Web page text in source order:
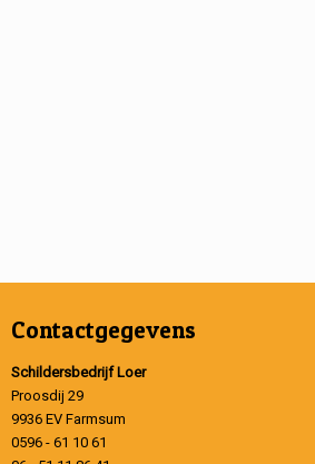
Contactgegevens
Schildersbedrijf Loer
Proosdij 29
9936 EV Farmsum
0596 - 61 10 61